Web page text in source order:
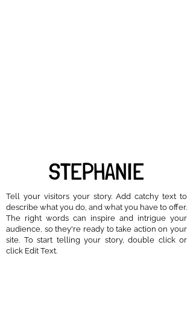
STEPHANIE
Tell your visitors your story. Add catchy text to
describe what you do, and what you have to offer.
The right words can inspire and intrigue your
audience, so they're ready to take action on your
site. To start telling your story, double click or
click Edit Text.